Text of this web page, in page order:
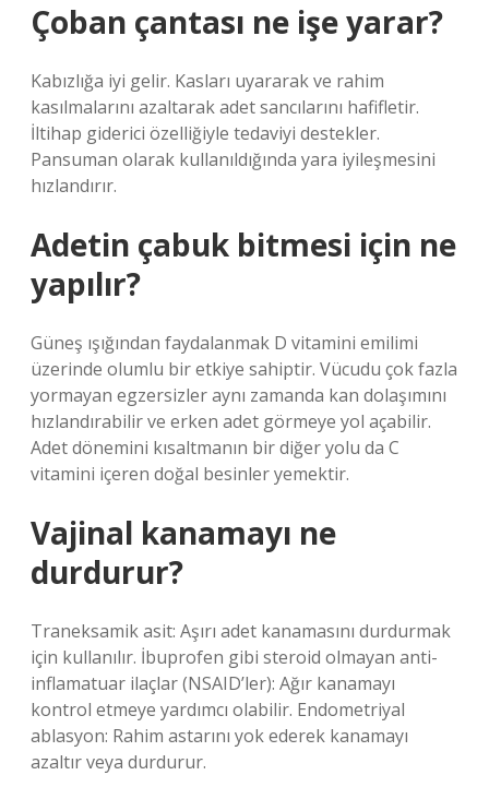
Çoban çantası ne işe yarar?
Kabızlığa iyi gelir. Kasları uyararak ve rahim
kasılmalarını azaltarak adet sancılarını hafifletir.
İltihap giderici özelliğiyle tedaviyi destekler.
Pansuman olarak kullanıldığında yara iyileşmesini
hızlandırır.
Adetin çabuk bitmesi için ne
yapılır?
Güneş ışığından faydalanmak D vitamini emilimi
üzerinde olumlu bir etkiye sahiptir. Vücudu çok fazla
yormayan egzersizler aynı zamanda kan dolaşımını
hızlandırabilir ve erken adet görmeye yol açabilir.
Adet dönemini kısaltmanın bir diğer yolu da C
vitamini içeren doğal besinler yemektir.
Vajinal kanamayı ne
durdurur?
Traneksamik asit: Aşırı adet kanamasını durdurmak
için kullanılır. İbuprofen gibi steroid olmayan anti-
inflamatuar ilaçlar (NSAID’ler): Ağır kanamayı
kontrol etmeye yardımcı olabilir. Endometriyal
ablasyon: Rahim astarını yok ederek kanamayı
azaltır veya durdurur.